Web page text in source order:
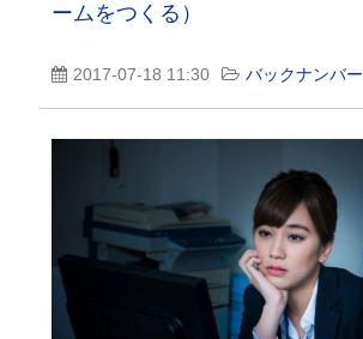
ームをつくる）
2017-07-18 11:30 バックナンバー